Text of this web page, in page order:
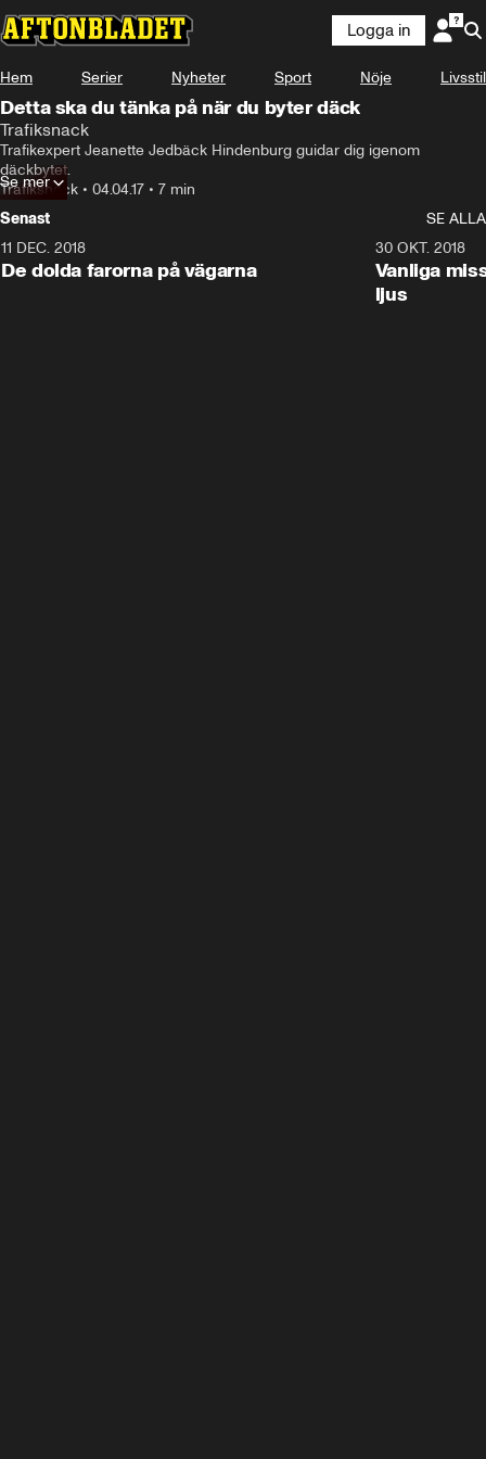
Logga in
Hem Serier Nyheter Sport Nöje Livsstil
Detta ska du tänka på när du byter däck
Trafiksnack
Trafikexpert Jeanette Jedbäck Hindenburg guidar dig igenom
däckbytet.
Trafiksnack • 04.04.17 • 7 min
Se mer
Senast
SE ALLA
11 DEC. 2018
De dolda farorna på vägarna
30 OKT. 2018
Vanliga
ljus